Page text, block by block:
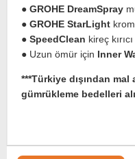
● GROHE DreamSpray
● GROHE StarLight
● SpeedClean kireç
● Uzun ömür için Inner
***Türkiye dışından
gümrükleme bedelleri